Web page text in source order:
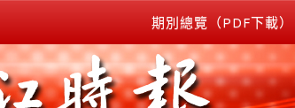
期別總覽（PDF下載）